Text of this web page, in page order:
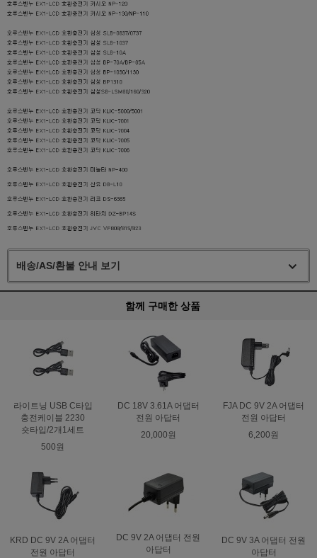
배송/AS/환불 안내 보기
함께 구매한 상품
라이트닝 USB C타입
충전케이블 2230
숏타입/2개1세트
500원
DC 18V 3.61A 어댑터
전원 아답터
20,000원
FJA DC 9V 2A 어댑터
전원 아답터
6,200원
KRD DC 9V 2A 어댑터
전원 아답터
DC 9V 2A 어댑터 전원
아답터
DC 9V 3A 어댑터 전원
아답터